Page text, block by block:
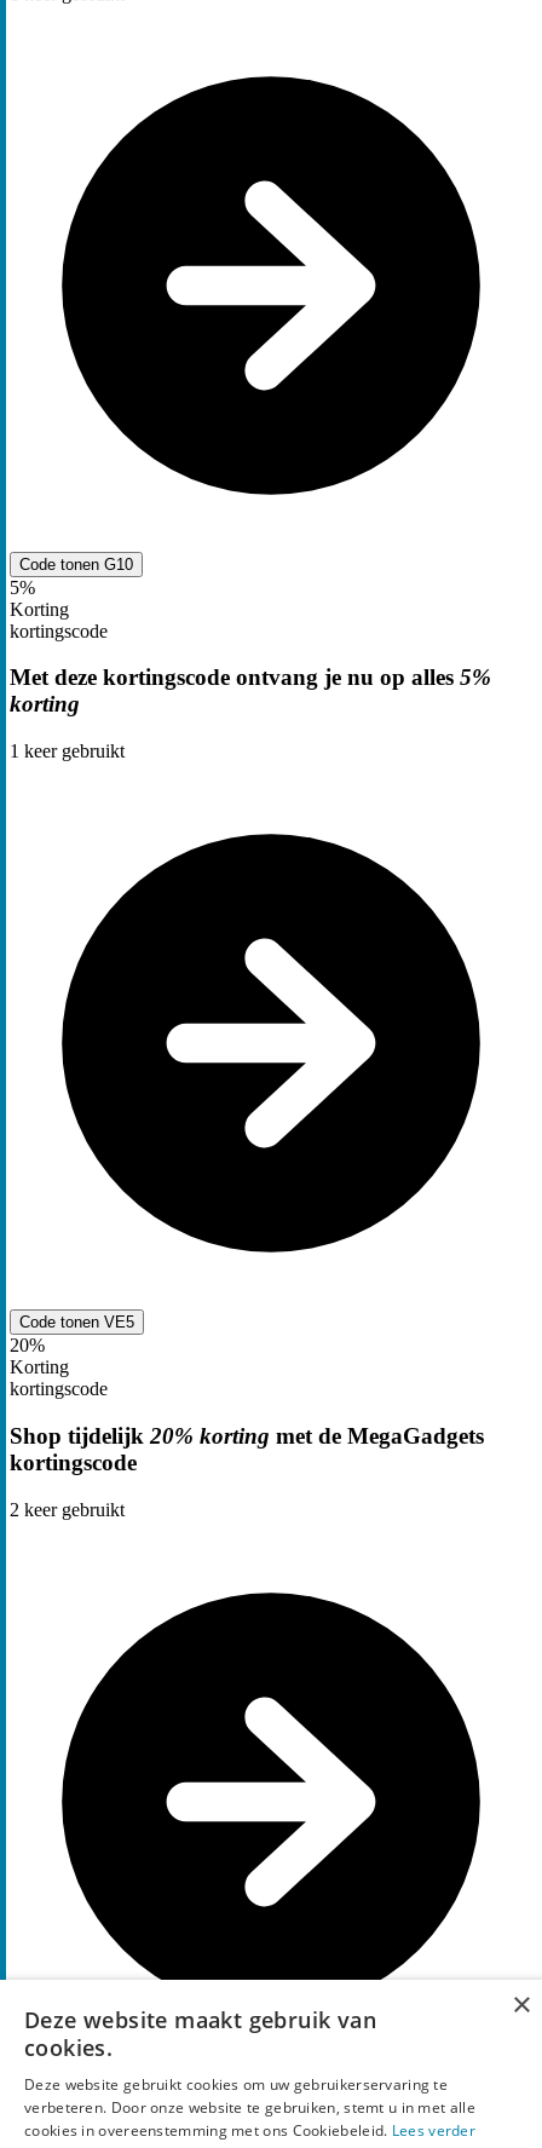
Code tonen G10
5%
Korting
kortingscode
Met deze kortingscode ontvang je nu op alles 5%
korting
1 keer gebruikt
Code tonen VE5
20%
Korting
kortingscode
Shop tijdelijk 20% korting met de MegaGadgets
kortingscode
2 keer gebruikt
Code toneny20
25%
Korting
×
Deze website maakt gebruik van
cookies.
Deze website gebruikt cookies om uw gebruikerservaring te
verbeteren. Door onze website te gebruiken, stemt u in met alle
cookies in overeenstemming met ons Cookiebeleid. Lees verder